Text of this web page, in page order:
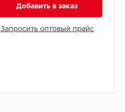
Добавить в заказ
Запросить оптовый прайс